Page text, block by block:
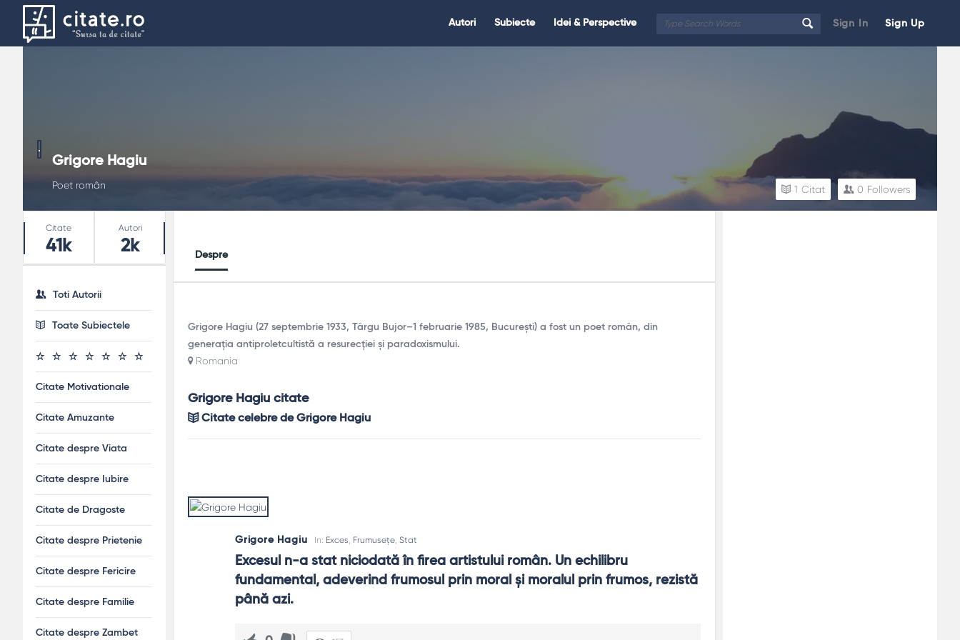
Sign In Sign Up
Citate.ro
Autori Subiecte Idei & Perspective
Grigore Hagiu
Poet român 0 Followers
1 Citat
Despre
Grigore Hagiu (27 septembrie 1933, Târgu Bujor–1 februarie 1985, București) a fost un poet român, din
generația antiproletcultistă a resurecției și paradoxismului.
Romania
Grigore Hagiu citate
Citate celebre de Grigore Hagiu
Grigore Hagiu In: Exces Frumusețe ,Stat
Excesul n-a stat niciodată în firea artistului român. Un echilibru
fundamental, adeverind frumosul prin moral şi moralul prin frumos, rezistă
până azi.
Stats
Citate
41k
Autori
2k
Toti Autorii
Toate Subiectele
Citate Motivationale
Citate Amuzante
Citate despre Viata
Citate despre Iubire
Citate de Dragoste
Citate despre Prietenie
Citate despre Fericire
Citate despre Familie
Citate despre Zambet